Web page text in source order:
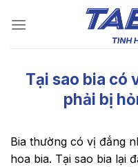
đến
Tại sao bia có
phải bị
Bia thường có vị đắng
hoa bia. Tại sao bia lại